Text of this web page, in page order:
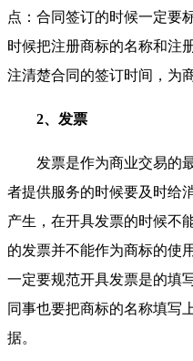
点：合同签订的时候一定要
时候把注册商标的名称和注
注清楚合同的签订时间，为
2、发票
发票是作为商业交易的最
者提供服务的时候要及时给
产生，在开具发票的时候不
的发票并不能作为商标的使
一定要规范开具发票是的填
同事也要把商标的名称填写
据。